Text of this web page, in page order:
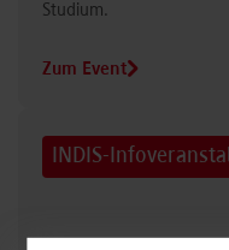
Studium.
Zum Event
INDIS-